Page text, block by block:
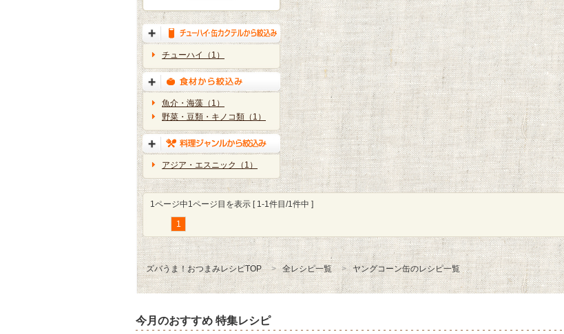
チューハイ（1）
魚介・海藻（1）
野菜・豆類・キノコ類（1）
アジア・エスニック（1）
1ページ中1ページ目を表示 [ 1-1件目/1件中 ]
1
ズバうま！おつまみレシピTOP 全レシピ一覧 ヤングコーン缶のレシピ一覧
今月のおすすめ 特集レシピ